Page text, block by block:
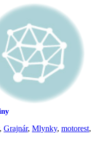
, Grajnár, Mlynky, motorest,